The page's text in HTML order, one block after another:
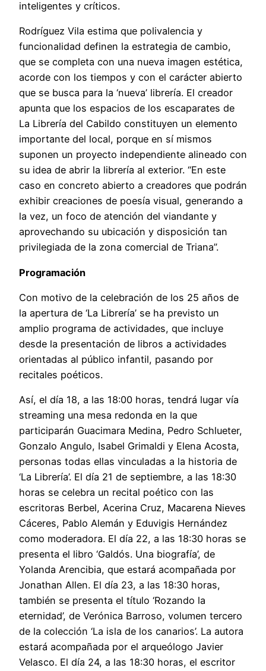
inteligentes y críticos.
Rodríguez Vila estima que polivalencia y
funcionalidad definen la estrategia de cambio,
que se completa con una nueva imagen estética,
acorde con los tiempos y con el carácter abierto
que se busca para la ‘nueva’ librería. El creador
apunta que los espacios de los escaparates de
La Librería del Cabildo constituyen un elemento
importante del local, porque en sí mismos
suponen un proyecto independiente alineado con
su idea de abrir la librería al exterior. “En este
caso en concreto abierto a creadores que podrán
exhibir creaciones de poesía visual, generando a
la vez, un foco de atención del viandante y
aprovechando su ubicación y disposición tan
privilegiada de la zona comercial de Triana”.
Programación
Con motivo de la celebración de los 25 años de
la apertura de ‘La Librería’ se ha previsto un
amplio programa de actividades, que incluye
desde la presentación de libros a actividades
orientadas al público infantil, pasando por
recitales poéticos.
Así, el día 18, a las 18:00 horas, tendrá lugar vía
streaming una mesa redonda en la que
participarán Guacimara Medina, Pedro Schlueter,
Gonzalo Angulo, Isabel Grimaldi y Elena Acosta,
personas todas ellas vinculadas a la historia de
‘La Librería’. El día 21 de septiembre, a las 18:30
horas se celebra un recital poético con las
escritoras Berbel, Acerina Cruz, Macarena Nieves
Cáceres, Pablo Alemán y Eduvigis Hernández
como moderadora. El día 22, a las 18:30 horas se
presenta el libro ‘Galdós. Una biografía’, de
Yolanda Arencibia, que estará acompañada por
Jonathan Allen. El día 23, a las 18:30 horas,
también se presenta el título ‘Rozando la
eternidad’, de Verónica Barroso, volumen tercero
de la colección ‘La isla de los canarios’. La autora
estará acompañada por el arqueólogo Javier
Velasco. El día 24, a las 18:30 horas, el escritor